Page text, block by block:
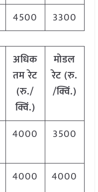
4500 3300
अधिक
तम रेट
(रु./
क्विं.)
मोडल
रेट (रु.
/क्विं.)
4000 3500
4000 4000